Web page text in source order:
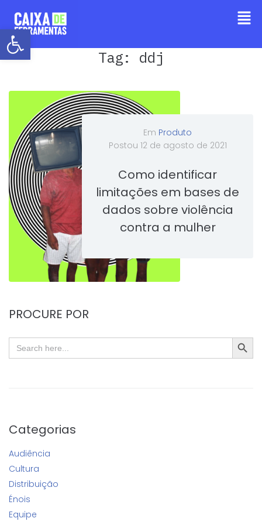
Barra de Ferramentas Aberta
Tag: ddj
Em Produto
Postou 12 de agosto de 2021
Como identificar
limitações em bases de
dados sobre violência
contra a mulher
PROCURE POR
Search
for:
Categorias
Audiência
Cultura
Distribuição
Énois
Equipe